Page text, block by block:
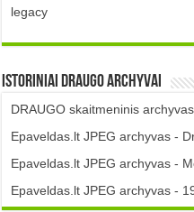
legacy
Istoriniai DRAUGO Archyvai
DRAUGO skaitmeninis archyvas
Epaveldas.lt JPEG archyvas -
Epaveldas.lt JPEG archyvas -
Epaveldas.lt JPEG archyvas -